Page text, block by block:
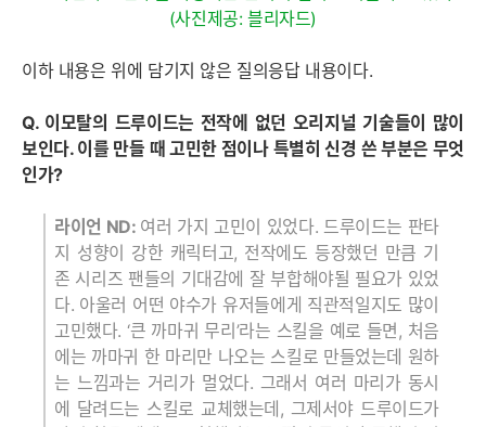
(사진제공: 블리자드)
이하 내용은 위에 담기지 않은 질의응답 내용이다.
Q. 이모탈의 드루이드는 전작에 없던 오리지널 기술들이 많이
보인다. 이를 만들 때 고민한 점이나 특별히 신경 쓴 부분은 무엇
인가?
라이언 ND: 여러 가지 고민이 있었다. 드루이드는 판타
지 성향이 강한 캐릭터고, 전작에도 등장했던 만큼 기
존 시리즈 팬들의 기대감에 잘 부합해야될 필요가 있었
다. 아울러 어떤 야수가 유저들에게 직관적일지도 많이
고민했다. ‘큰 까마귀 무리’라는 스킬을 예로 들면, 처음
에는 까마귀 한 마리만 나오는 스킬로 만들었는데 원하
는 느낌과는 거리가 멀었다. 그래서 여러 마리가 동시
에 달려드는 스킬로 교체했는데, 그제서야 드루이드가